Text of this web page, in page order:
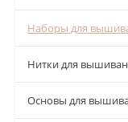
Наборы для
Нитки для
Основы для